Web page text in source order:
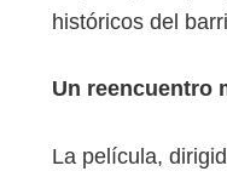
históricos del
Un reencuentro
La película,